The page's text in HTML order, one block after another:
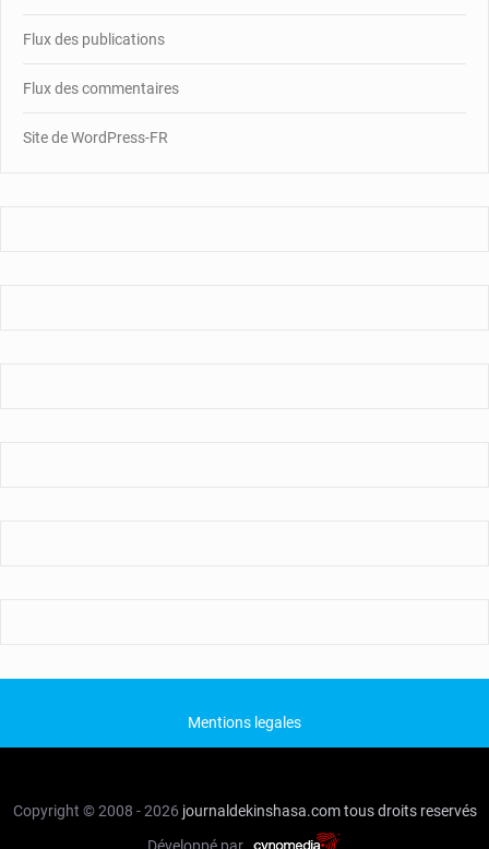
Flux des publications
Flux des commentaires
Site de WordPress-FR
Mentions legales
Copyright © 2008 - 2026 journaldekinshasa.com tous droits reservés